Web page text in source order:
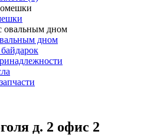
дном
д. 2 офис 2